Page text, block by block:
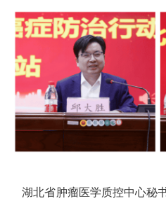
湖北省肿瘤医学质控中心秘